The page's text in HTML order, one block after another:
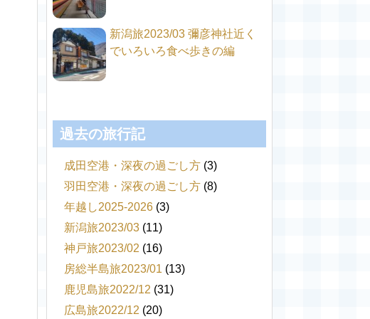
新潟旅2023/03 彌彦神社近く
でいろいろ食べ歩きの編
過去の旅行記
成田空港・深夜の過ごし方 (3)
羽田空港・深夜の過ごし方 (8)
年越し2025-2026 (3)
新潟旅2023/03 (11)
神戸旅2023/02 (16)
房総半島旅2023/01 (13)
鹿児島旅2022/12 (31)
広島旅2022/12 (20)